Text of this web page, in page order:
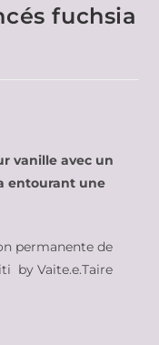
fuchsia
vanille avec un
entourant une
permanente de
by Vaite.e.Taire